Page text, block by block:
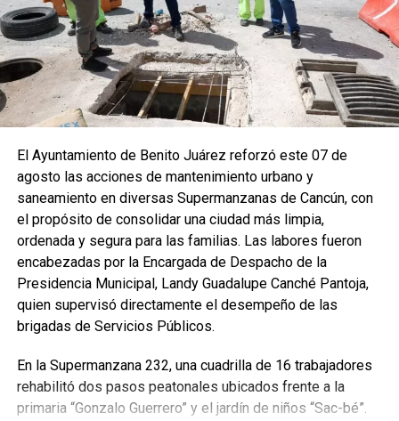
El Ayuntamiento de Benito Juárez reforzó este 07 de
agosto las acciones de mantenimiento urbano y
saneamiento en diversas Supermanzanas de Cancún, con
el propósito de consolidar una ciudad más limpia,
ordenada y segura para las familias. Las labores fueron
encabezadas por la Encargada de Despacho de la
Presidencia Municipal, Landy Guadalupe Canché Pantoja,
quien supervisó directamente el desempeño de las
brigadas de Servicios Públicos.
En la Supermanzana 232, una cuadrilla de 16 trabajadores
rehabilitó dos pasos peatonales ubicados frente a la
primaria “Gonzalo Guerrero” y el jardín de niños “Sac-bé”.